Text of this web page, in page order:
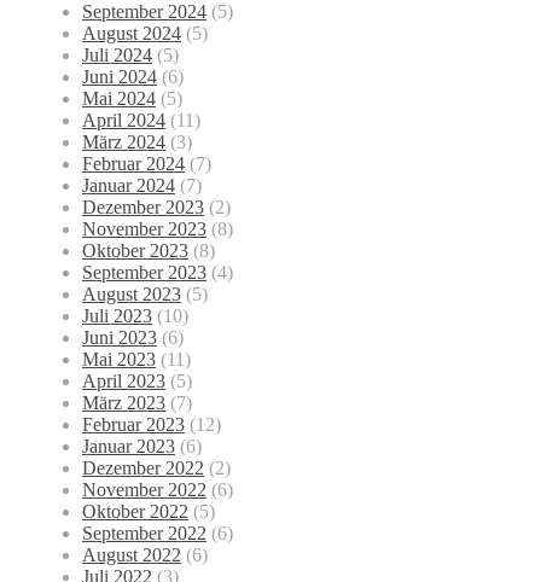
September 2024 (5)
August 2024 (5)
Juli 2024 (5)
Juni 2024 (6)
Mai 2024 (5)
April 2024 (11)
März 2024 (3)
Februar 2024 (7)
Januar 2024 (7)
Dezember 2023 (2)
November 2023 (8)
Oktober 2023 (8)
September 2023 (4)
August 2023 (5)
Juli 2023 (10)
Juni 2023 (6)
Mai 2023 (11)
April 2023 (5)
März 2023 (7)
Februar 2023 (12)
Januar 2023 (6)
Dezember 2022 (2)
November 2022 (6)
Oktober 2022 (5)
September 2022 (6)
August 2022 (6)
Juli 2022 (3)